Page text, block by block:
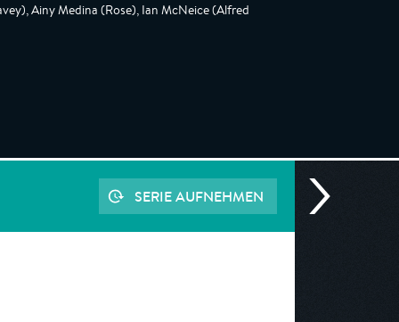
Ainy Medina (Rose), Ian McNeice (Alfred
SERIE AUFNEHMEN